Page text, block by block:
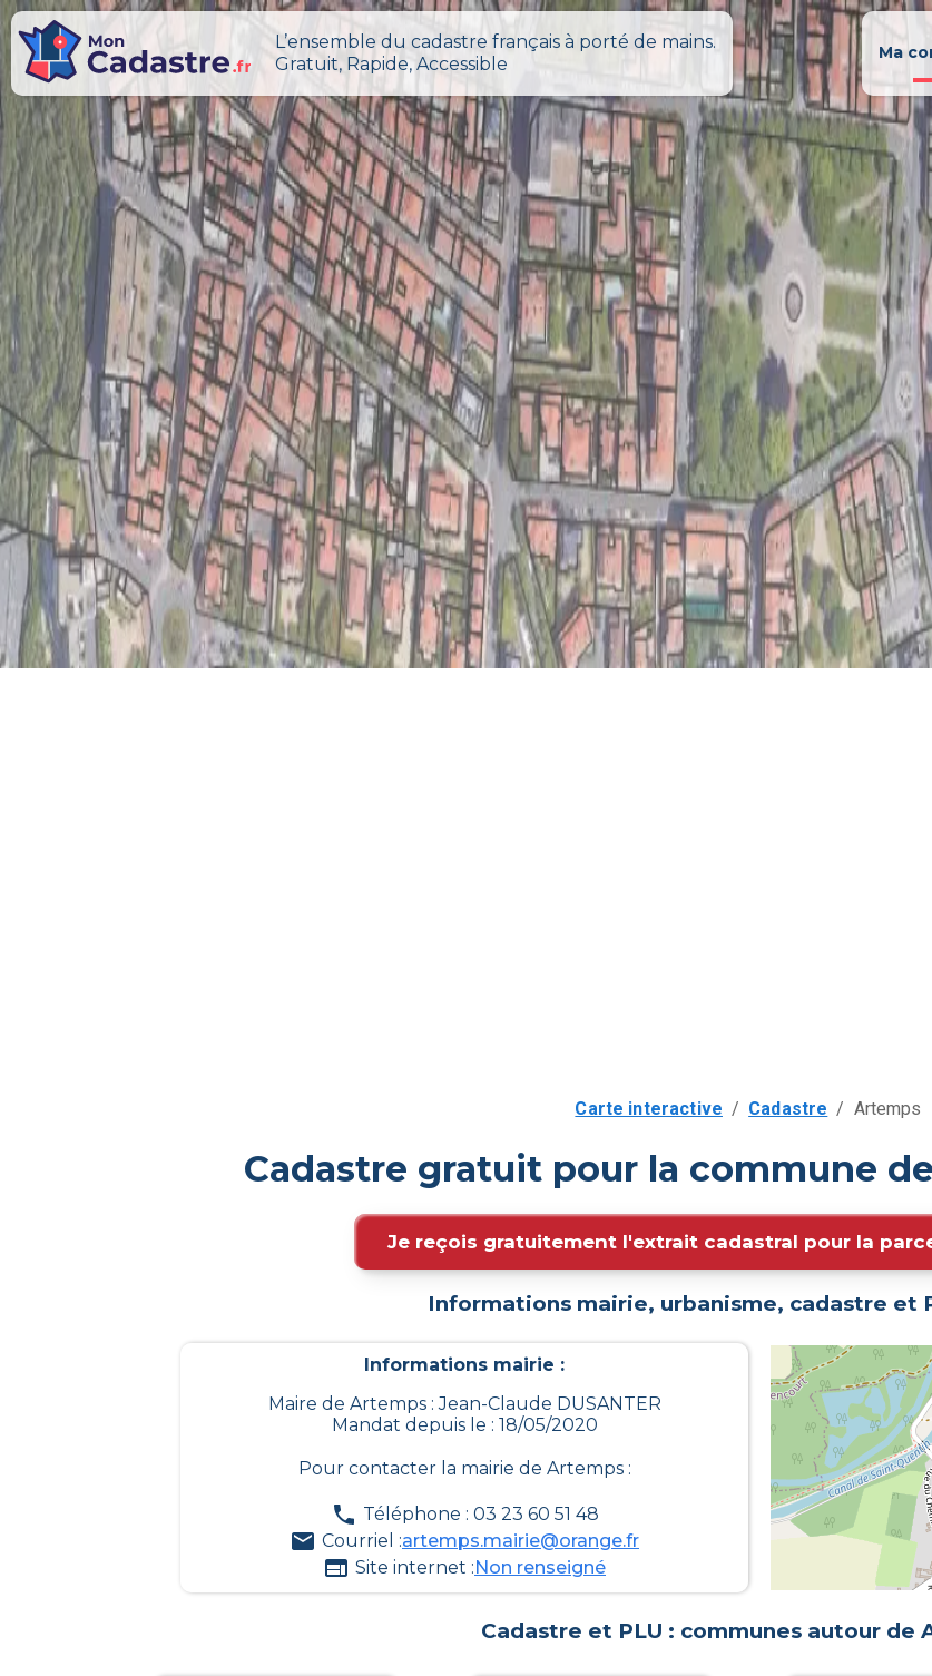
L’ensemble du cadastre français à porté de mains.
Gratuit, Rapide, Accessible
Ma
Carte interactive / Cadastre / Artemps
Cadastre gratuit pour la commune
Je reçois gratuitement l'extrait cadastral pour la
Informations mairie, urbanisme, cadastre et
Informations mairie :
Maire de Artemps : Jean-Claude DUSANTER
Mandat depuis le : 18/05/2020
Pour contacter la mairie de Artemps:
Téléphone : 03 23 60 51 48
Courriel :artemps.mairie@orange.fr
Site internet :Non renseigné
Cadastre et PLU : communes autour de